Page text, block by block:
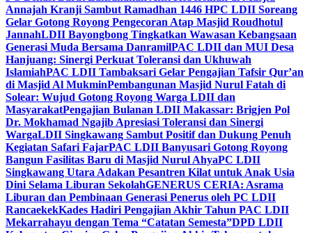
Annajah Kranji Sambut Ramadhan 1446 HPC LDII Soreang
Gelar Gotong Royong Pengecoran Atap Masjid Roudhotul
JannahLDII Bayongbong Tingkatkan Wawasan Kebangsaan
Generasi Muda Bersama DanramilPAC LDII dan MUI Desa
Hanjuang: Sinergi Perkuat Toleransi dan Ukhuwah
IslamiahPAC LDII Tambaksari Gelar Pengajian Tafsir Qur’an
di Masjid Al MukminPembangunan Masjid Nurul Fatah di
Solear: Wujud Gotong Royong Warga LDII dan
MasyarakatPengajian Bulanan LDII Makassar: Brigjen Pol
Dr. Mokhamad Ngajib Apresiasi Toleransi dan Sinergi
WargaLDII Singkawang Sambut Positif dan Dukung Penuh
Kegiatan Safari FajarPAC LDII Banyusari Gotong Royong
Bangun Fasilitas Baru di Masjid Nurul AhyaPC LDII
Singkawang Utara Adakan Pesantren Kilat untuk Anak Usia
Dini Selama Liburan SekolahGENERUS CERIA: Asrama
Liburan dan Pembinaan Generasi Penerus oleh PC LDII
RancaekekKades Hadiri Pengajian Akhir Tahun PAC LDII
Mekarrahayu dengan Tema “Catatan Semesta”DPD LDII